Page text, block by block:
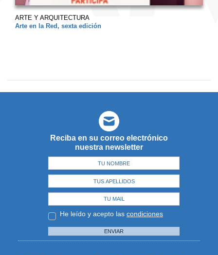
ARTE Y ARQUITECTURA
Arte en la Red, sexta edición
Reciba en su correo electrónico
nuestra newsletter
He leído y acepto las condiciones
ENVIAR